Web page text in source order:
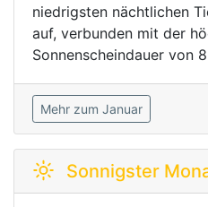
niedrigsten nächtlichen
auf, verbunden mit der
Sonnenscheindauer von
Mehr zum Januar
Sonnigster